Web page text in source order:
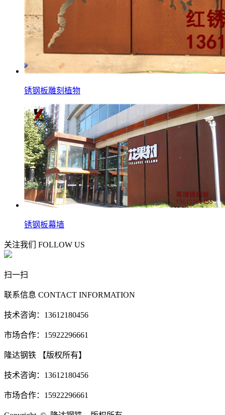
锈钢板雕刻植物
锈钢板幕墙
关注我们 FOLLOW US
扫一扫
联系信息 CONTACT INFORMATION
技术咨询：13612180456
市场合作：15922296661
隆达钢铁 【版权所有】
技术咨询：13612180456
市场合作：15922296661